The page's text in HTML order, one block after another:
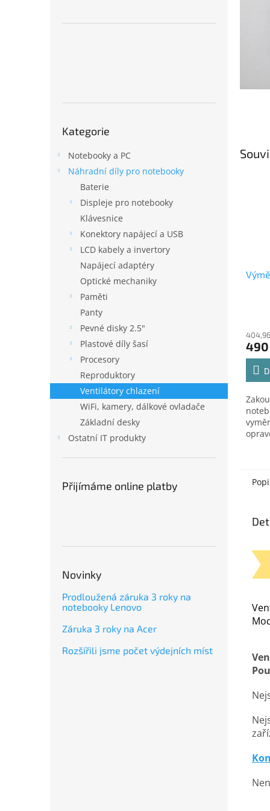
kategorie
Kategorie
Notebooky a PC
Náhradní díly pro notebooky
Baterie
Displeje pro notebooky
Klávesnice
Konektory napájecí a USB
LCD kabely a invertory
Napájecí adaptéry
Optické mechaniky
Paměti
Panty
Pevné disky 2.5"
Plastové díly šasí
Procesory
Reproduktory
Ventilátory chlazení
WiFi, kamery, dálkové ovladače
Základní desky
Ostatní IT produkty
Přijímáme online platby
Novinky
Prodloužená záruka 3 roky na
notebooky Lenovo
Záruka 3 roky na Acer
Rozšířili jsme počet výdejních míst
490